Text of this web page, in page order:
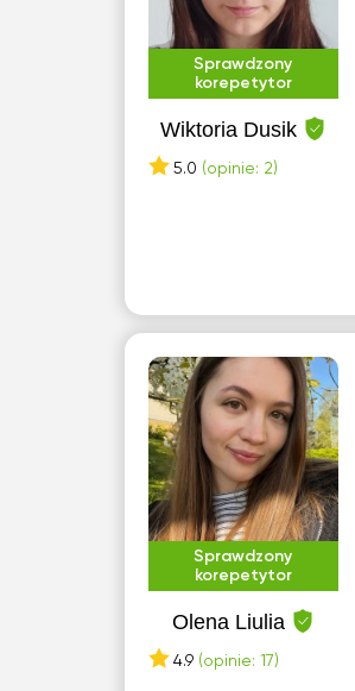
Sprawdzony
korepetytor
Wiktoria Dusik
5.0 (opinie: 2)
Sprawdzony
korepetytor
Olena Liulia
4.9 (opinie: 17)